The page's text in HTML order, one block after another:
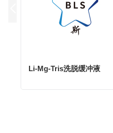
Li-Mg-Tris洗脱缓冲液